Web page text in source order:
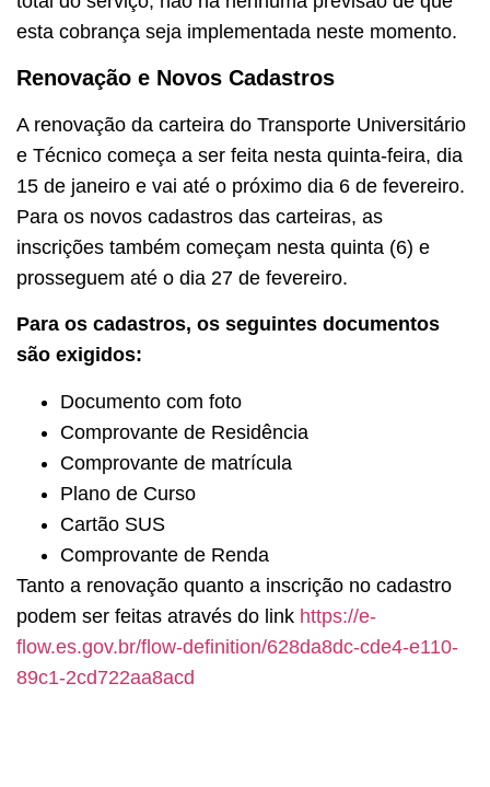
esta cobrança seja implementada neste momento.
Renovação e Novos Cadastros
A renovação da carteira do Transporte Universitário
e Técnico começa a ser feita nesta quinta-feira, dia
15 de janeiro e vai até o próximo dia 6 de fevereiro.
Para os novos cadastros das carteiras, as
inscrições também começam nesta quinta (6) e
prosseguem até o dia 27 de fevereiro.
Para os cadastros, os seguintes documentos
são exigidos:
Documento com foto
Comprovante de Residência
Comprovante de matrícula
Plano de Curso
Cartão SUS
Comprovante de Renda
Tanto a renovação quanto a inscrição no cadastro
podem ser feitas através do link https://e-
flow.es.gov.br/flow-definition/628da8dc-cde4-e110-
89c1-2cd722aa8acd